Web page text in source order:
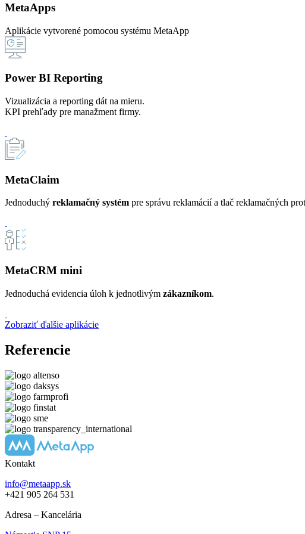
MetaApps
Aplikácie vytvorené pomocou systému MetaApp
Power BI Reporting
Vizualizácia a reporting dát na mieru.
KPI prehľady pre manažment firmy.
MetaClaim
Jednoduchý reklamačný systém pre správu reklamácií a tlač reklamačných
MetaCRM mini
Jednoduchá evidencia úloh k jednotlivým zákazníkom.
Zobraziť ďalšie aplikácie
Referencie
Kontakt
info@metaapp.sk
+421 905 264 531
Adresa – Kancelária